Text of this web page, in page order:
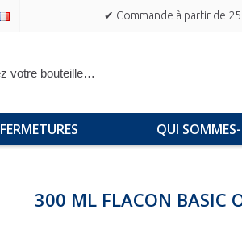
✔ Commande à partir de
FERMETURES QUI
300 ML FLACON BASIC